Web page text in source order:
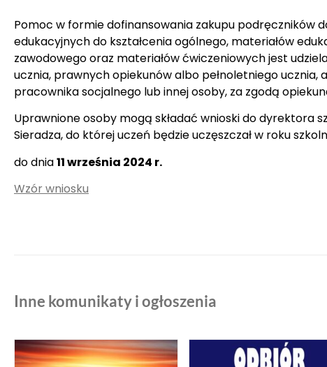
Pomoc w formie dofinansowania zakupu podręczników
edukacyjnych do kształcenia ogólnego, materiałów
zawodowego oraz materiałów ćwiczeniowych jest
ucznia, prawnych opiekunów albo pełnoletniego ucznia,
pracownika socjalnego lub innej osoby, za zgodą
Uprawnione osoby mogą składać wnioski do dyrektora
Sieradza, do której uczeń będzie uczęszczał w roku
do dnia11 września 2024 r.
Wzór wniosku
Inne komunikaty i ogłoszenia